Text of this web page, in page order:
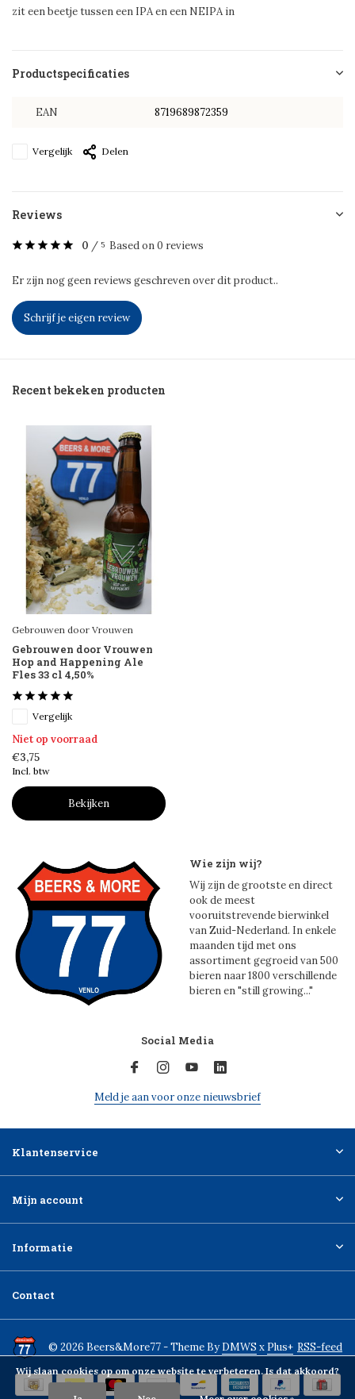
zit een beetje tussen een IPA en een NEIPA in
Productspecificaties
EAN 8719689872359
Vergelijk Delen
Reviews
0 / 5 Based on 0 reviews
Er zijn nog geen reviews geschreven over dit product..
Schrijf je eigen review
Recent bekeken producten
Gebrouwen door Vrouwen
Gebrouwen door Vrouwen
Hop and Happening Ale
Fles 33 cl 4,50%
Vergelijk
Niet op voorraad
€3,75
Incl. btw
Bekijken
Wie zijn wij?
Wij zijn de grootste en direct
ook de meest
vooruitstrevende bierwinkel
van Zuid-Nederland. In enkele
maanden tijd met ons
assortiment gegroeid van 500
bieren naar 1800 verschillende
bieren en "still growing..."
Social Media
Meld je aan voor onze nieuwsbrief
Klantenservice
Mijn account
Informatie
Contact
© 2026 Beers&More77 - Theme ByDMWS x Plus+ RSS-feed
Wij slaan cookies op om onze website te verbeteren. Is dat akkoord?